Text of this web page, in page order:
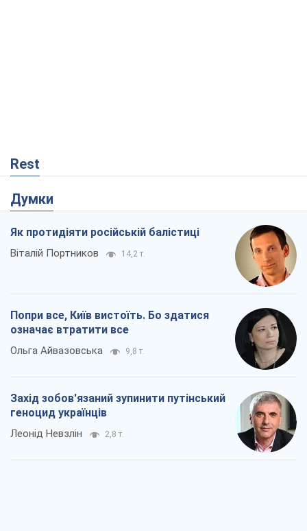
Rest
Думки
Як протидіяти російській балістиці
Віталій Портников 14,2 т.
Попри все, Київ вистоїть. Бо здатися
означає втратити все
Ольга Айвазовська 9,8 т.
Захід зобов'язаний зупинити путінський
геноцид українців
Леонід Невзлін 2,8 т.